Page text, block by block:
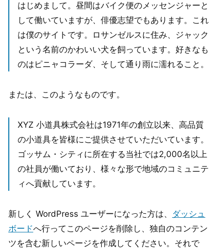
はじめまして。昼間はバイク便のメッセンジャーと
して働いていますが、俳優志望でもあります。これ
は僕のサイトです。ロサンゼルスに住み、ジャック
という名前のかわいい犬を飼っています。好きなも
のはピニャコラーダ、そして通り雨に濡れること。
または、このようなものです。
XYZ 小道具株式会社は1971年の創立以来、高品質
の小道具を皆様にご提供させていただいています。
ゴッサム・シティに所在する当社では2,000名以上
の社員が働いており、様々な形で地域のコミュニテ
ィへ貢献しています。
新しく WordPress ユーザーになった方は、 ダッシュ
ボードへ行ってこのページを削除し、独自のコンテン
ツを含む新しいページを作成してください。それで